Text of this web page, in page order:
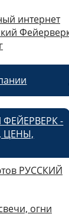
-
ЦЕНЫ,
РУССКИЙ
огни